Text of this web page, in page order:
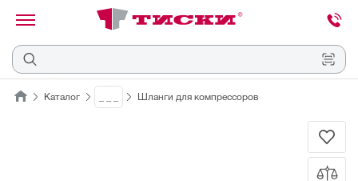
Отмена
Каталог Шланги для компрессоров